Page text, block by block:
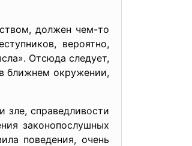
должен чем-то
вероятно,
Отсюда следует,
ближнем окружении,
зле, справедливости
законопослушных
поведения, очень